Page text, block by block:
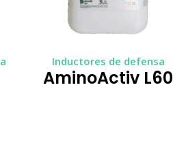
Inductores de defensa
AminoActiv L60